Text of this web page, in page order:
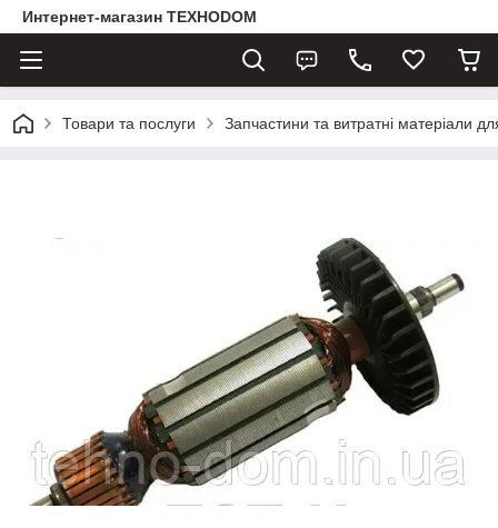
Интернет-магазин ТЕХНОDOM
Товари та послуги Запчастини та витратні матеріали